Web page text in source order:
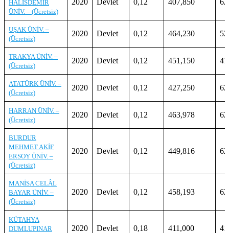
HALİSDEMİR
ÜNİV. – (Ücretsiz)
UŞAK ÜNİV. –
(Ücretsiz)
2020 Devlet 0,12 464,230 52
TRAKYA ÜNİV. –
(Ücretsiz)
2020 Devlet 0,12 451,150 41
ATATÜRK ÜNİV. –
(Ücretsiz)
2020 Devlet 0,12 427,250 62
HARRAN ÜNİV. –
(Ücretsiz)
2020 Devlet 0,12 463,978 62
BURDUR
MEHMET AKİF
ERSOY ÜNİV. –
(Ücretsiz)
2020 Devlet 0,12 449,816 62
MANİSA CELÂL
BAYAR ÜNİV. –
(Ücretsiz)
2020 Devlet 0,12 458,193 62
KÜTAHYA
DUMLUPINAR
2020 Devlet 0,18 411,000 41